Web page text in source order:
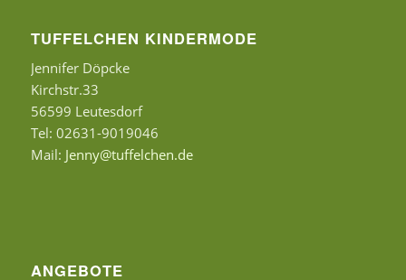
TUFFELCHEN KINDERMODE
Jennifer Döpcke
Kirchstr.33
56599 Leutesdorf
Tel: 02631-9019046
Mail: Jenny@tuffelchen.de
ANGEBOTE